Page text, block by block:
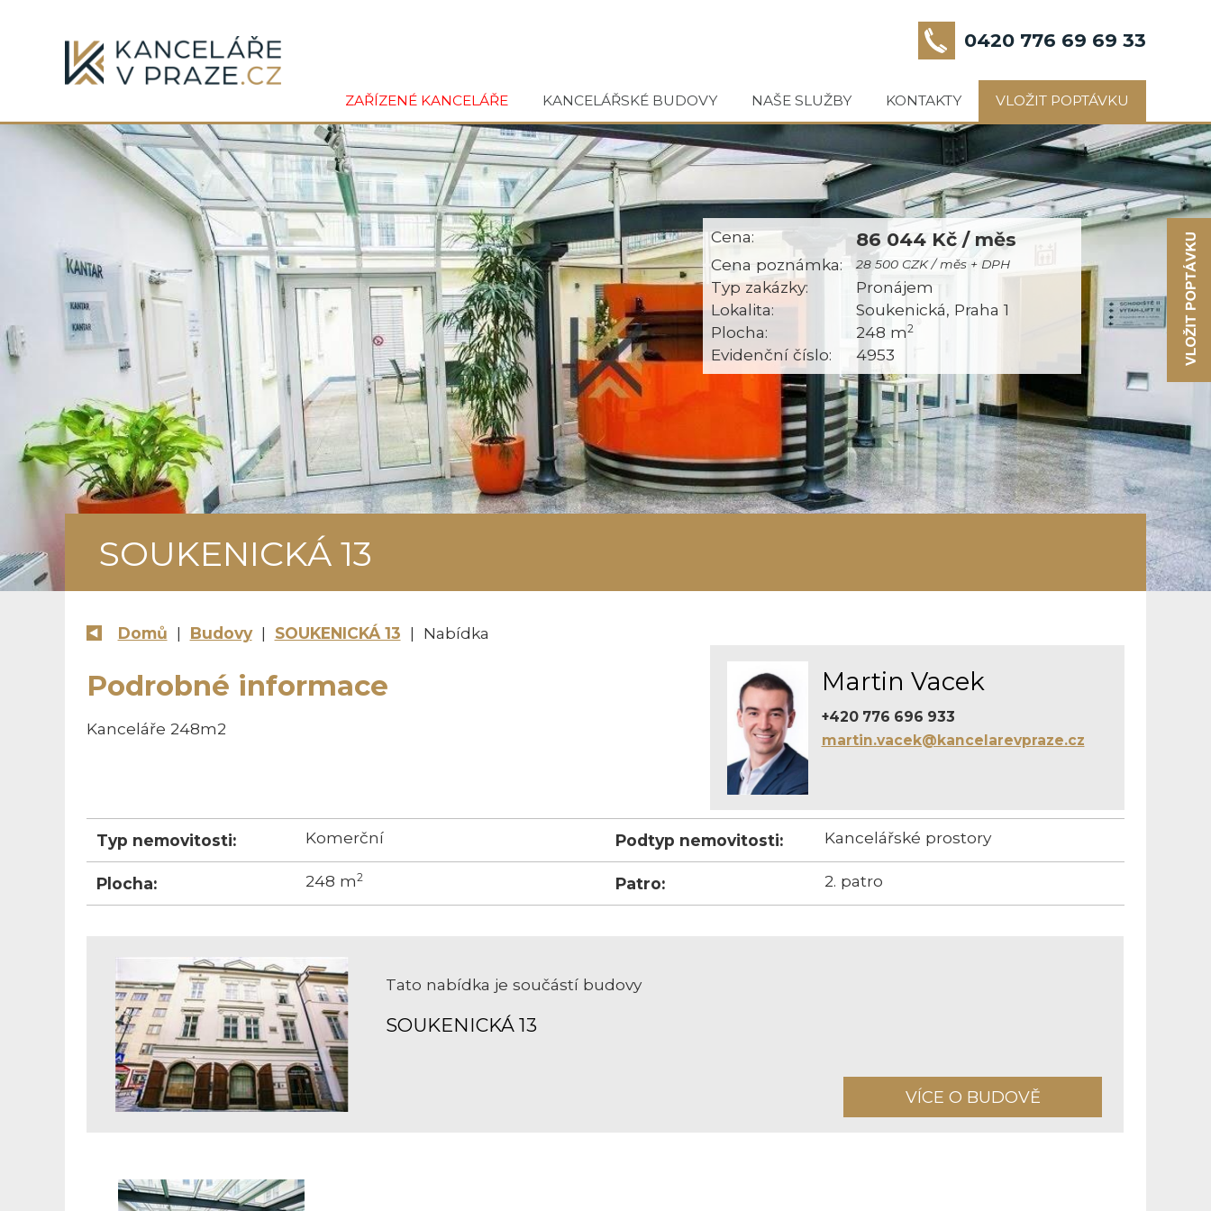
0420 776 69 69 33
ZAŘÍZENÉ KANCELÁŘE KANCELÁŘSKÉ BUDOVY NAŠE SLUŽBY KONTAKTY VLOŽIT POPTÁVKU
Cena: 86 044 Kč / měs
Cena poznámka: 28 500 CZK / měs + DPH
Typ zakázky:
Pronájem
Lokalita:
Soukenická, Praha 1
Plocha:
248 m2
Evidenční číslo: 4953
SOUKENICKÁ 13
Domů | Budovy| SOUKENICKÁ 13 | Nabídka
Martin Vacek
+420 776 696 933
martin.vacek@kancelarevpraze.cz
Podrobné informace
Kanceláře 248m2
Typ nemovitosti: Komerční Podtyp nemovitosti: Kancelářské prostory
Plocha: 248 m2 Patro: 2. patro
Tato nabídka je součástí budovy
SOUKENICKÁ 13
VÍCE O BUDOVĚ